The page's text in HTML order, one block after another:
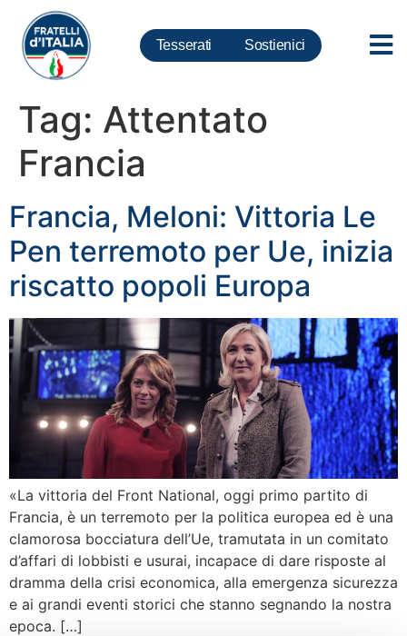
Tesserati Sostienici
Tag: Attentato
Francia
Francia, Meloni: Vittoria Le
Pen terremoto per Ue, inizia
riscatto popoli Europa
«La vittoria del Front National, oggi primo partito di
Francia, è un terremoto per la politica europea ed è una
clamorosa bocciatura dell’Ue, tramutata in un comitato
d’affari di lobbisti e usurai, incapace di dare risposte al
dramma della crisi economica, alla emergenza sicurezza
e ai grandi eventi storici che stanno segnando la nostra
epoca. […]